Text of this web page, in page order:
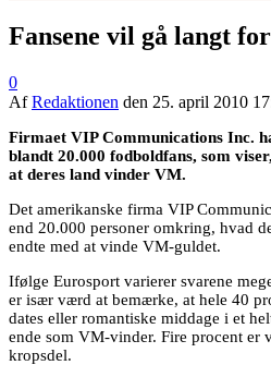
Fansene vil gå langt
0
AfRedaktionen den 25. april 2010
Firmaet VIP Communications Inc.
blandt 20.000 fodboldfans, som
at deres land vinder VM.
Det amerikanske firma VIP
end 20.000 personer omkring, hvad
endte med at vinde VM-guldet.
Ifølge Eurosport varierer svarene
er især værd at bemærke, at hele 40
dates eller romantiske middage i et
ende som VM-vinder. Fire procent er
kropsdel.